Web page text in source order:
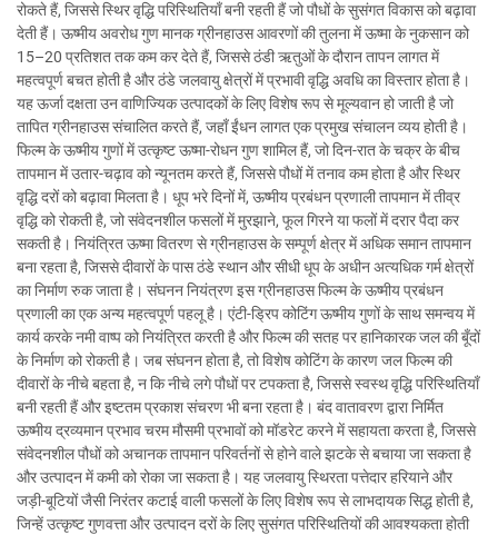
रोकते हैं, जिससे स्थिर वृद्धि परिस्थितियाँ बनी रहती हैं जो पौधों के सुसंगत विकास को बढ़ावा
देती हैं। ऊष्मीय अवरोध गुण मानक ग्रीनहाउस आवरणों की तुलना में ऊष्मा के नुकसान को
15–20 प्रतिशत तक कम कर देते हैं, जिससे ठंडी ऋतुओं के दौरान तापन लागत में
महत्वपूर्ण बचत होती है और ठंडे जलवायु क्षेत्रों में प्रभावी वृद्धि अवधि का विस्तार होता है।
यह ऊर्जा दक्षता उन वाणिज्यिक उत्पादकों के लिए विशेष रूप से मूल्यवान हो जाती है जो
तापित ग्रीनहाउस संचालित करते हैं, जहाँ ईंधन लागत एक प्रमुख संचालन व्यय होती है।
फिल्म के ऊष्मीय गुणों में उत्कृष्ट ऊष्मा-रोधन गुण शामिल हैं, जो दिन-रात के चक्र के बीच
तापमान में उतार-चढ़ाव को न्यूनतम करते हैं, जिससे पौधों में तनाव कम होता है और स्थिर
वृद्धि दरों को बढ़ावा मिलता है। धूप भरे दिनों में, ऊष्मीय प्रबंधन प्रणाली तापमान में तीव्र
वृद्धि को रोकती है, जो संवेदनशील फसलों में मुरझाने, फूल गिरने या फलों में दरार पैदा कर
सकती है। नियंत्रित ऊष्मा वितरण से ग्रीनहाउस के सम्पूर्ण क्षेत्र में अधिक समान तापमान
बना रहता है, जिससे दीवारों के पास ठंडे स्थान और सीधी धूप के अधीन अत्यधिक गर्म क्षेत्रों
का निर्माण रुक जाता है। संघनन नियंत्रण इस ग्रीनहाउस फिल्म के ऊष्मीय प्रबंधन
प्रणाली का एक अन्य महत्वपूर्ण पहलू है। एंटी-ड्रिप कोटिंग ऊष्मीय गुणों के साथ समन्वय में
कार्य करके नमी वाष्प को नियंत्रित करती है और फिल्म की सतह पर हानिकारक जल की बूँदों
के निर्माण को रोकती है। जब संघनन होता है, तो विशेष कोटिंग के कारण जल फिल्म की
दीवारों के नीचे बहता है, न कि नीचे लगे पौधों पर टपकता है, जिससे स्वस्थ वृद्धि परिस्थितियाँ
बनी रहती हैं और इष्टतम प्रकाश संचरण भी बना रहता है। बंद वातावरण द्वारा निर्मित
ऊष्मीय द्रव्यमान प्रभाव चरम मौसमी प्रभावों को मॉडरेट करने में सहायता करता है, जिससे
संवेदनशील पौधों को अचानक तापमान परिवर्तनों से होने वाले झटके से बचाया जा सकता है
और उत्पादन में कमी को रोका जा सकता है। यह जलवायु स्थिरता पत्तेदार हरियाने और
जड़ी-बूटियों जैसी निरंतर कटाई वाली फसलों के लिए विशेष रूप से लाभदायक सिद्ध होती है,
जिन्हें उत्कृष्ट गुणवत्ता और उत्पादन दरों के लिए सुसंगत परिस्थितियों की आवश्यकता होती